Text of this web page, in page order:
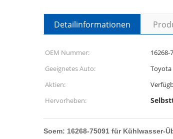
Detailinformationen
OEM Nummer: 16268-
Geeignetes Auto:
Toyota
Aktien:
Hervorheben:
Soem: 16268-75091 für Kühlwasser-